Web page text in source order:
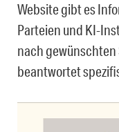
Website gibt es
Parteien und KI-
nach
beantwortet